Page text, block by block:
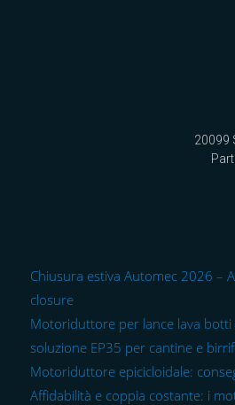
20099
Chiusura estiva Automec 2026 –
closure
Motoriduttore per lance lava botti
soluzione EP35 per cantine e
Motoriduttore epicicloidale:
Affidabilità e coppia costante: i